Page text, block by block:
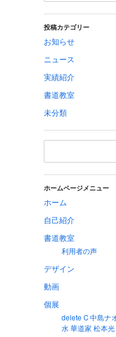
投稿カテゴリー
お知らせ
ニュース
実績紹介
書道教室
未分類
ホームページメニュー
ホーム
自己紹介
書道教室
利用者の声
デザイン
動画
個展
delete C 中島ナ
水 華道家 松本